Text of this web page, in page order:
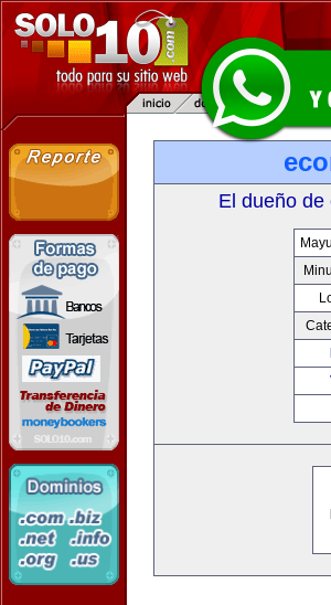
El dueño de